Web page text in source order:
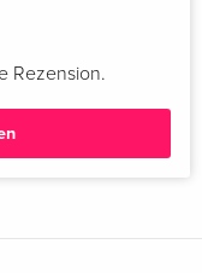
Rezension.